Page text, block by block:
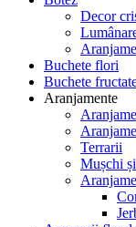
Decor
Buchete flori
Buchete
Aranjamente
Terrarii
Mușchi